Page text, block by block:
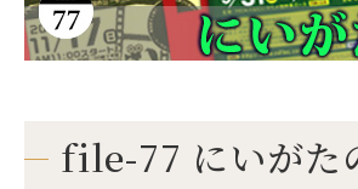
file-77 にいがた